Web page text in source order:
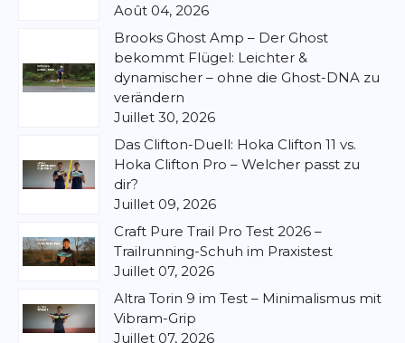
Août 04, 2026
Brooks Ghost Amp – Der Ghost
bekommt Flügel: Leichter &
dynamischer – ohne die Ghost-DNA zu
verändern
Juillet 30, 2026
Das Clifton-Duell: Hoka Clifton 11 vs.
Hoka Clifton Pro – Welcher passt zu
dir?
Juillet 09, 2026
Craft Pure Trail Pro Test 2026 –
Trailrunning-Schuh im Praxistest
Juillet 07, 2026
Altra Torin 9 im Test – Minimalismus mit
Vibram-Grip
Juillet 07, 2026